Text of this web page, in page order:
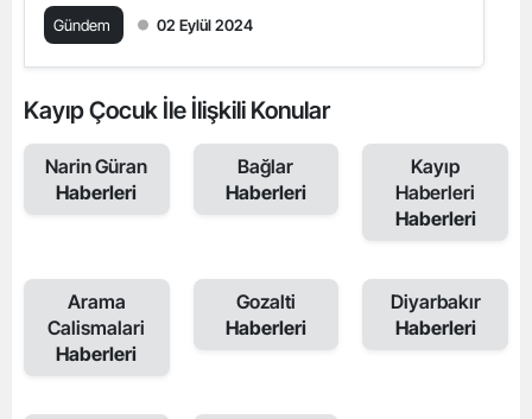
Gündem 02 Eylül 2024
Kayıp Çocuk İle İlişkili Konular
Narin Güran
Haberleri
Bağlar
Haberleri
Kayıp
Haberleri
Haberleri
Arama
Calismalari
Haberleri
Gozalti
Haberleri
Diyarbakır
Haberleri